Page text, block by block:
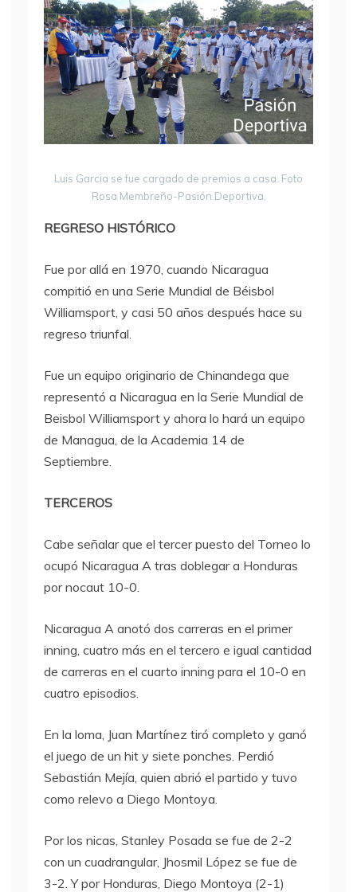
Luis Garcia se fue cargado de premios a casa. Foto
Rosa Membreño-Pasión Deportiva.
REGRESO HISTÓRICO
Fue por allá en 1970, cuando Nicaragua
compitió en una Serie Mundial de Béisbol
Williamsport, y casi 50 años después hace su
regreso triunfal.
Fue un equipo originario de Chinandega que
representó a Nicaragua en la Serie Mundial de
Beisbol Williamsport y ahora lo hará un equipo
de Managua, de la Academia 14 de
Septiembre.
TERCEROS
Cabe señalar que el tercer puesto del Torneo lo
ocupó Nicaragua A tras doblegar a Honduras
por nocaut 10-0.
Nicaragua A anotó dos carreras en el primer
inning, cuatro más en el tercero e igual cantidad
de carreras en el cuarto inning para el 10-0 en
cuatro episodios.
En la loma, Juan Martínez tiró completo y ganó
el juego de un hit y siete ponches. Perdió
Sebastián Mejía, quien abrió el partido y tuvo
como relevo a Diego Montoya.
Por los nicas, Stanley Posada se fue de 2-2
con un cuadrangular, Jhosmil López se fue de
3-2. Y por Honduras, Diego Montoya (2-1)